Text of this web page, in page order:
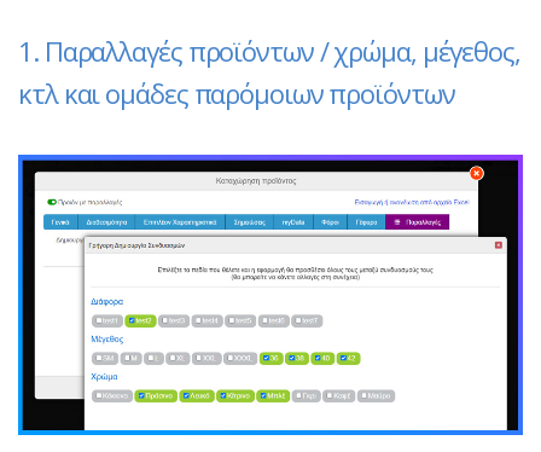
1. Παραλλαγές προϊόντων / χρώμα, μέγεθος,
κτλ και ομάδες παρόμοιων προϊόντων